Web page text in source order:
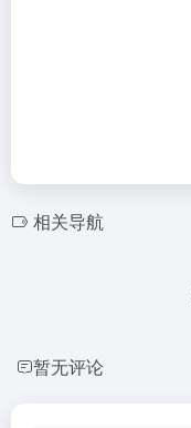
相关导航
暂无评论